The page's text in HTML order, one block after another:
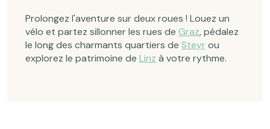
Prolongez l'aventure sur deux roues ! Louez un
vélo et partez sillonner les rues de Graz, pédalez
le long des charmants quartiers de Steyr ou
explorez le patrimoine de Linz à votre rythme.